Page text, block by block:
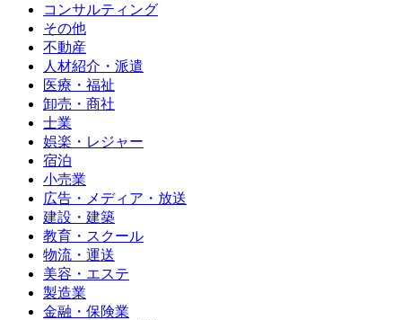
コンサルティング
その他
不動産
人材紹介・派遣
医療・福祉
卸売・商社
士業
娯楽・レジャー
宿泊
小売業
広告・メディア・放送
建設・建築
教育・スクール
物流・運送
美容・エステ
製造業
金融・保険業